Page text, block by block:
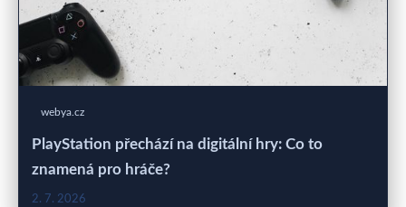
webya.cz
PlayStation přechází na digitální hry: Co to
znamená pro hráče?
2. 7. 2026